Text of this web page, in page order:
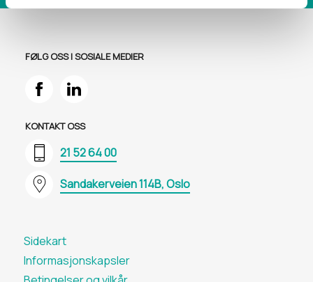
FØLG OSS I SOSIALE MEDIER
KONTAKT OSS
21 52 64 00
Sandakerveien 114B, Oslo
Sidekart
Informasjons​kapsler